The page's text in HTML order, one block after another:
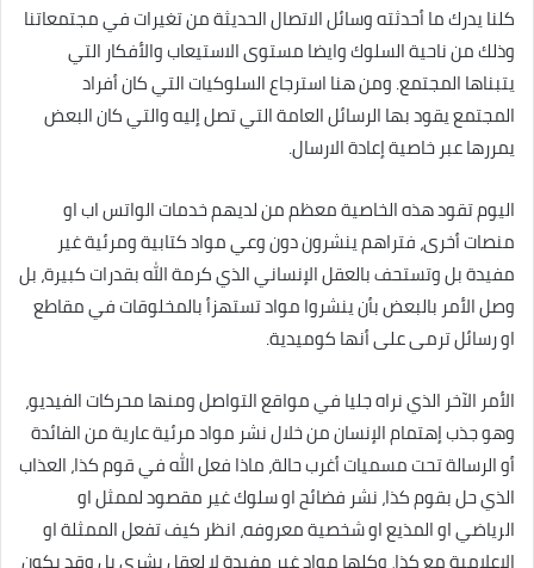
كلنا يدرك ما أحدثته وسائل الاتصال الحديثة من تغيرات في مجتمعاتنا
وذلك من ناحية السلوك وايضا مستوى الاستيعاب والأفكار التي
يتبناها المجتمع. ومن هنا استرجاع السلوكيات التي كان أفراد
المجتمع يقود بها الرسائل العامة التي تصل إليه والتي كان البعض
يمررها عبر خاصية إعادة الارسال.
اليوم تقود هذه الخاصية معظم من لديهم خدمات الواتس اب او
منصات أخرى، فتراهم ينشرون دون وعي مواد كتابية ومرئية غير
مفيدة بل وتستحف بالعقل الإنساني الذي كرمة الله بقدرات كبيرة، بل
وصل الأمر بالبعض بأن ينشروا مواد تستهزأ بالمخلوقات في مقاطع
او رسائل ترمى على أنها كوميدية.
الأمر الآخر الذي نراه جليا في مواقع التواصل ومنها محركات الفيديو،
وهو جذب إهتمام الإنسان من خلال نشر مواد مرئية عارية من الفائدة
أو الرسالة تحت مسميات أغرب حالة، ماذا فعل الله في قوم كذا، العذاب
الذي حل بقوم كذا، نشر فضائح او سلوك غير مقصود لممثل او
الرياضي او المذيع او شخصية معروفه، انظر كيف تفعل الممثلة او